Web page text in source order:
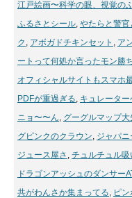
江戸絵画〜科学の眼、視覚の
ふるさとシール, やたらと警
ク , アボガドチキンセット , ア
ートって何処か言ったモン勝
オフィシャルサイトもスマホ
PDFが重過ぎる, キュレータ
ニョ〜〜ん, グーグルマップ大
グピンクのクラウン, ジャパ
ジュース屋さ , チュルチュル吸
ドラゴンアッシュのダンサー
共がわんさか集まってる, ピ